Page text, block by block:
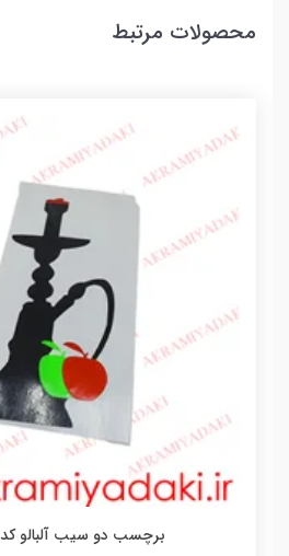
محصولات مرتبط
برچسب دو سیب آلبالو کد 44544545